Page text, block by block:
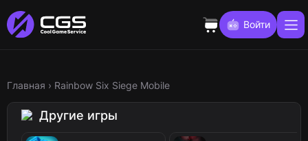
Войти
Главная › Rainbow Six Siege Mobile
Другие игры